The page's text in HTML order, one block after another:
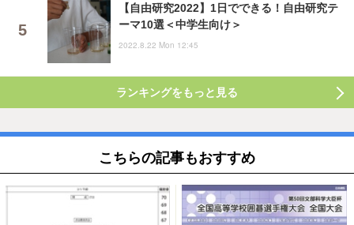
【自由研究2022】1日でできる！自由研究テ
ーマ10選＜中学生向け＞
2022.8.22 Mon 12:45
ランキングをもっと見る
こちらの記事もおすすめ